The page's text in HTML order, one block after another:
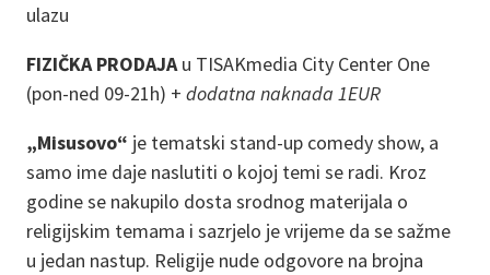
ulazu
FIZIČKA PRODAJAu TISAKmedia City Center One
(pon-ned 09-21h) + dodatna naknada 1EUR
„Misusovo“ je tematski stand-up comedy show, a
samo ime daje naslutiti o kojoj temi se radi. Kroz
godine se nakupilo dosta srodnog materijala o
religijskim temama i sazrjelo je vrijeme da se sažme
u jedan nastup. Religije nude odgovore na brojna